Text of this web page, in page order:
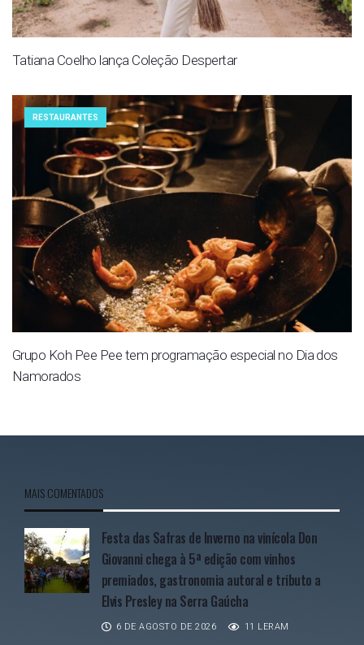
Tatiana Coelho lança Coleção Despertar
RESTAURANTES
Grupo Koh Pee Pee tem programação especial no Dia dos
Namorados
MAIS COMENTADOS
Festa das Safras de Inverno na vinícola Don
Giovanni chega à 5ª edição com vinhos
premiados, gastronomia autoral e tributo a
Elvis Presley na Serra Gaúcha
6 DE AGOSTO DE 2026 11 LERAM